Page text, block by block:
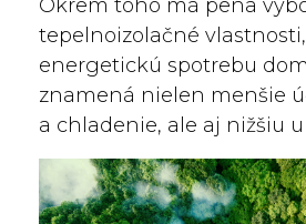
Okrem toho má pena
tepelnoizolačné
energetickú spotrebu
znamená nielen menšie
a chladenie, ale aj nižšiu